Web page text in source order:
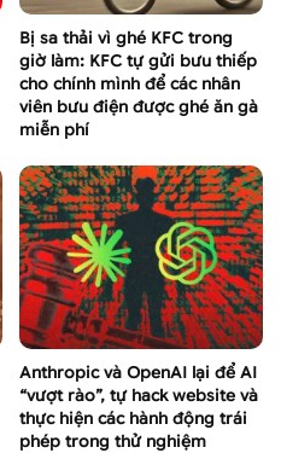
Bị sa thải vì ghé KFC trong
giờ làm: KFC tự gửi bưu thiếp
cho chính mình để các nhân
viên bưu điện được ghé ăn gà
miễn phí
Anthropic và OpenAI lại để AI
“vượt rào”, tự hack website và
thực hiện các hành động trái
phép trong thử nghiệm